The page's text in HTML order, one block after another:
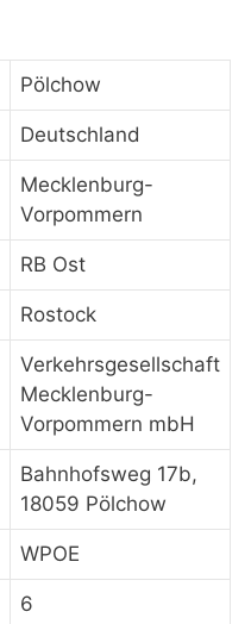
Pölchow
Deutschland
Mecklenburg-
Vorpommern
RB Ost
Rostock
Verkehrsgesellschaft
Mecklenburg-
Vorpommern mbH
Bahnhofsweg 17b,
18059 Pölchow
WPOE
6